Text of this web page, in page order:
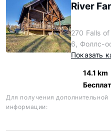
River
270 Falls
6, Фоллс-
Показать
14.1 km
Для получения дополнительной
информации: